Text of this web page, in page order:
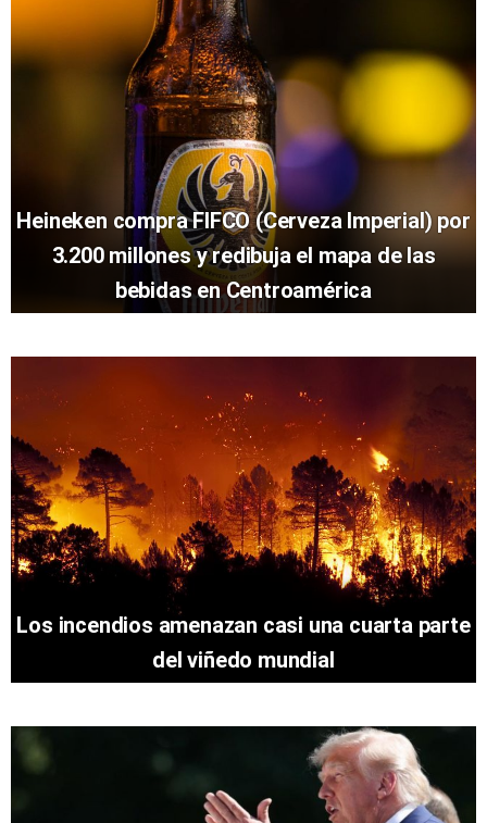
Heineken compra FIFCO (Cerveza Imperial) por
3.200 millones y redibuja el mapa de las
bebidas en Centroamérica
Los incendios amenazan casi una cuarta parte
del viñedo mundial